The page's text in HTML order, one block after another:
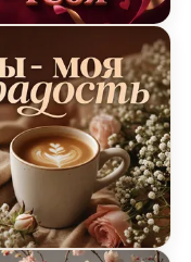
и нотами
Я Люблю Тебя
Я Люблю Тебя